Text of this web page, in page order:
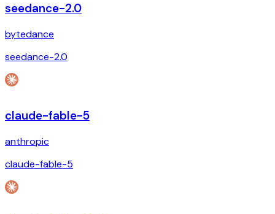
seedance-2.0
bytedance
seedance-2.0
claude-fable-5
anthropic
claude-fable-5